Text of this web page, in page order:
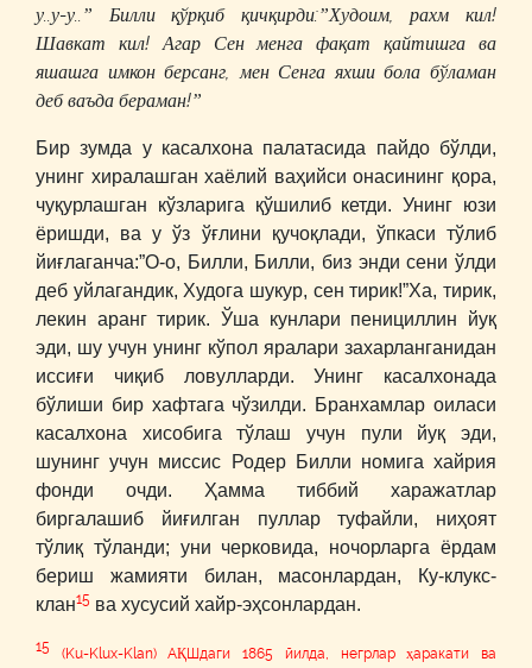
у..у-у..” Билли қўрқиб қичқирди:”Худоим, рахм кил!
Шавкат кил! Агар Сен менга фақат қайтишга ва
яшашга имкон берсанг, мен Сенга яхши бола бўламан
деб ваъда бераман!”
Бир зумда у касалхона палатасида пайдо бўлди,
унинг хиралашган хаёлий ваҳийси онасининг қора,
чуқурлашган кўзларига қўшилиб кетди. Унинг юзи
ёришди, ва у ўз ўғлини қучоқлади, ўпкаси тўлиб
йиғлаганча:”О-о, Билли, Билли, биз энди сени ўлди
деб уйлагандик, Худога шукур, сен тирик!”Ха, тирик,
лекин аранг тирик. Ўша кунлари пенициллин йуқ
эди, шу учун унинг кўпол яралари захарланганидан
иссиғи чиқиб ловулларди. Унинг касалхонада
бўлиши бир хафтага чўзилди. Бранхамлар оиласи
касалхона хисобига тўлаш учун пули йуқ эди,
шунинг учун миссис Родер Билли номига хайрия
фонди очди. Ҳамма тиббий харажатлар
биргалашиб йиғилган пуллар туфайли, ниҳоят
тўлиқ тўланди; уни черковида, ночорларга ёрдам
бериш жамияти билан, масонлардан, Ку-клукс-
клан15 ва хусусий хайр-эҳсонлардан.
15 (Ku-Klux-Klan) АҚШдаги 1865 йилда, негрлар ҳаракати ва